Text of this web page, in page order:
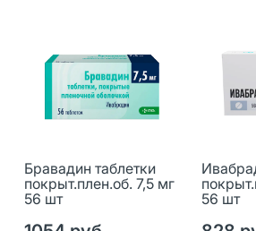
Бравадин таблетки
покрыт.плен.об. 7,5 мг
56 шт
56 шт